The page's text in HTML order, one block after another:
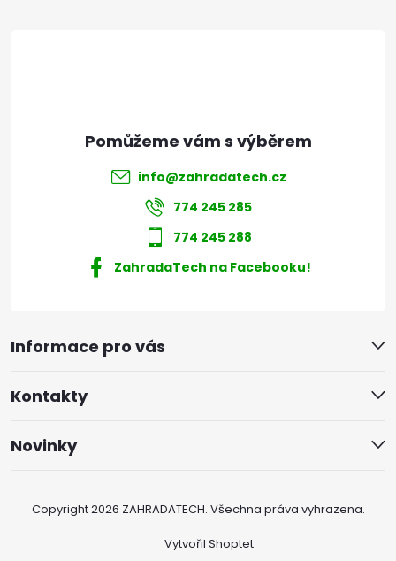
Informace pro vás
Kontakty
Novinky
info@zahradatech.cz
774 245 285
774 245 288
ZahradaTech na Facebooku!
Vytvořil Shoptet
Copyright 2026 ZAHRADATECH. Všechna práva vyhrazena.